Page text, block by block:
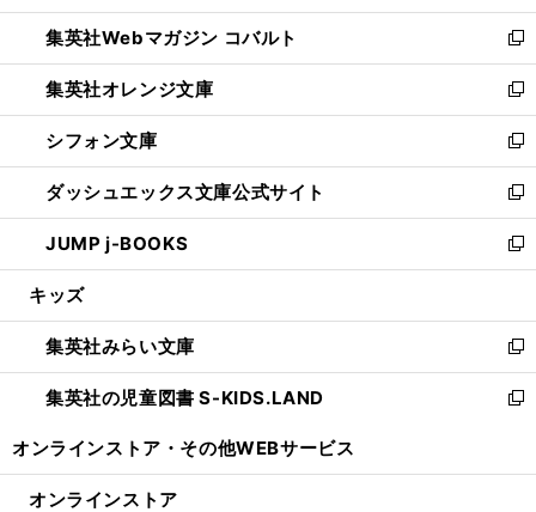
開
く
ウ
で
開
く
ン
ド
ウ
で
開
く
ウ
ィ
ン
ド
ウ
で
開
く
集英社Webマガジン コバルト
新
し
い
ウ
ィ
ン
ド
ウ
で
開
集英社オレンジ文庫
新
し
い
ウ
ィ
ン
ド
ウ
開
く
シフォン文庫
新
し
い
ウ
ィ
ン
ウ
で
開
く
ダッシュエックス文庫公式サイト
新
し
い
ウ
ン
ド
ウ
で
JUMP j-BOOKS
新
し
ウ
ィ
ン
ド
開
キッズ
集英社みらい文庫
新
し
い
ン
集英社の児童図書 S-KIDS.LAND
新
ウ
オンラインストア・ その他WEBサービス
オンラインストア